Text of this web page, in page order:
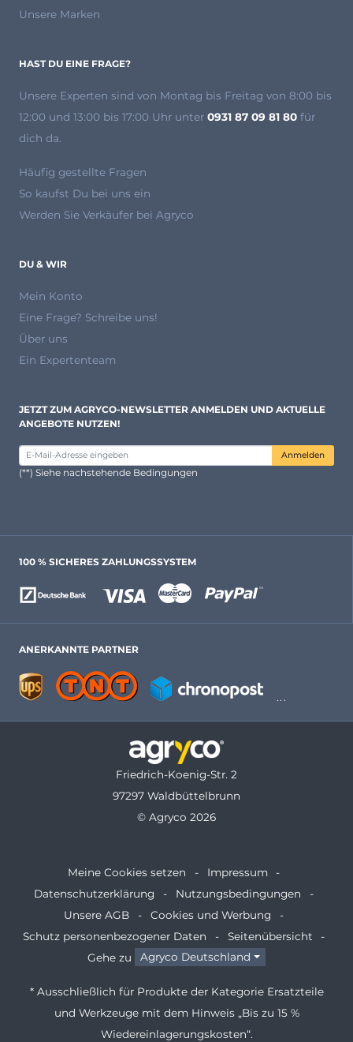
Unsere Marken
HAST DU EINE FRAGE?
Unsere Experten sind von Montag bis Freitag von 8:00 bis
12:00 und 13:00 bis 17:00 Uhr unter 0931 87 09 81 80 für
dich da.
Häufig gestellte Fragen
So kaufst Du bei uns ein
Werden Sie Verkäufer bei Agryco
DU & WIR
Mein Konto
Eine Frage? Schreibe uns!
Über uns
Ein Expertenteam
JETZT ZUM AGRYCO-NEWSLETTER ANMELDEN UND AKTUELLE
ANGEBOTE NUTZEN!
Anmelden
(**) Siehe nachstehende Bedingungen
100 % SICHERES ZAHLUNGSSYSTEM
ANERKANNTE PARTNER
Friedrich-Koenig-Str. 2
97297 Waldbüttelbrunn
© Agryco 2026
Meine Cookies setzen
Impressum
Datenschutzerklärung
Nutzungsbedingungen
Unsere AGB
Cookies und Werbung
Schutz personenbezogener Daten
Seitenübersicht
Gehe zu
Agryco Deutschland
* Ausschließlich für Produkte der Kategorie Ersatzteile
und Werkzeuge mit dem Hinweis „Bis zu 15 %
Wiedereinlagerungskosten“.